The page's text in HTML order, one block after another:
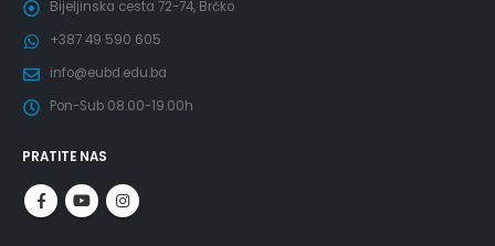
Bijeljinska cesta 72-74, Brčko
+387 49 590 605
info@eubd.edu.ba
Pon-Sub 08.00-19.00h
PRATITE NAS